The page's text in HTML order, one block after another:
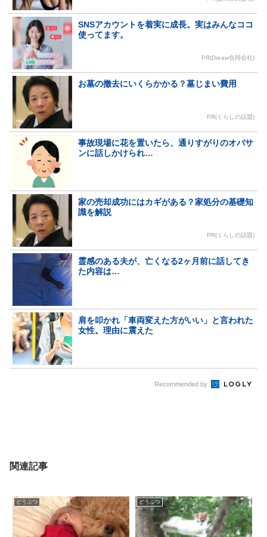
SNSアカウントを着実に成長。実はみんなココ
使ってます。
PR(Dreaw合同会社)
お墓の撤去にいくらかかる？墓じまい費用
PR(くらしの話題)
事故現場に花を置いたら、通りすがりのオバサ
ンに話しかけられ…
家の売却成功にはカギがある？家処分の基礎知
識を解説
PR(くらしの話題)
霊感のある夫が、亡くなる2ヶ月前に話してき
た内容は…
肩を叩かれ「車両変えた方がいい」と言われた
女性。理由に震えた
Recommended by
関連記事
どうぶつ どうぶつ